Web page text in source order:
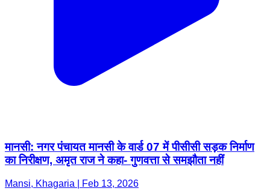
मानसी: नगर पंचायत मानसी के वार्ड 07 में पीसीसी सड़क निर्माण
का निरीक्षण, अमृत राज ने कहा- गुणवत्ता से समझौता नहीं
Mansi, Khagaria | Feb 13, 2026